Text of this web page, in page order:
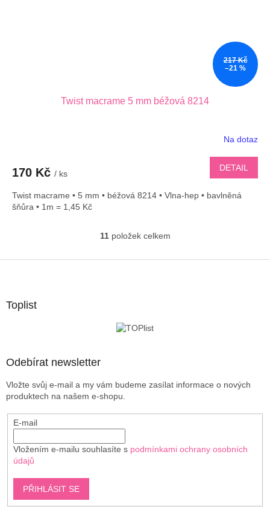
217 Kč
–21 %
Twist macrame 5 mm béžová 8214
Na dotaz
170 Kč / ks
DETAIL
Twist macrame • 5 mm • béžová 8214 • Vlna-hep • bavlněná
šňůra • 1m = 1,45 Kč
O
l
p
v
p
u
11položek celkem
Toplist
Odebírat newsletter
Vložte svůj e-mail a my vám budeme zasílat informace o nových
produktech na našem e-shopu.
E-mail
Vložením e-mailu souhlasíte s podmínkami ochrany osobních
údajů
PŘIHLÁSIT SE